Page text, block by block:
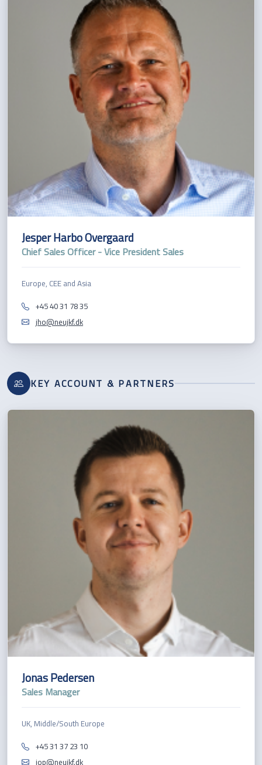
Jesper Harbo Overgaard
Chief Sales Officer - Vice President Sales
Europe, CEE and Asia
+45 40 31 78 35
jho@neujkf.dk
KEY ACCOUNT & PARTNERS
Jonas Pedersen
Sales Manager
UK, Middle/South Europe
+45 31 37 23 10
jop@neujkf.dk